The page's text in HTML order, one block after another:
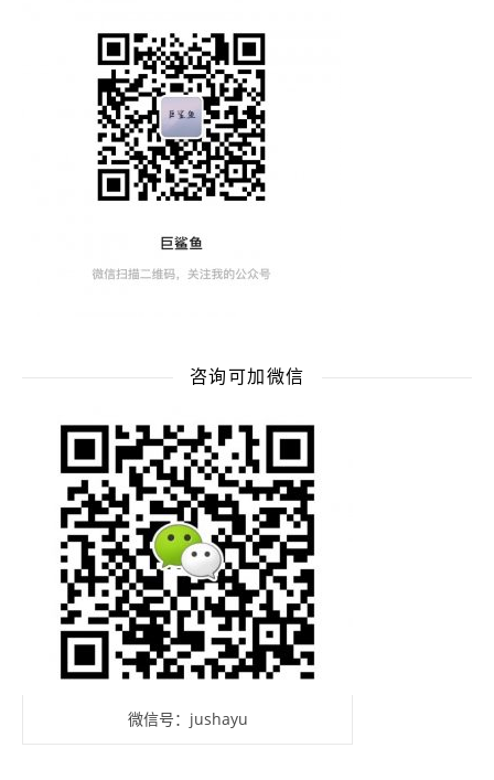
咨询可加微信
微信号：jushayu